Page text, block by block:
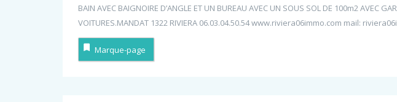
BAIN AVEC BAIGNOIRE D’ANGLE ET UN BUREAU AVEC UN SOUS SOL DE 100m2 AVEC
VOITURES.MANDAT 1322 RIVIERA 06.03.04.50.54 www.riviera06immo.com mail:
Marque-page